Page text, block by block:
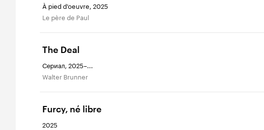
À pied d'oeuvre, 2025
Le père de Paul
The Deal
Сериал, 2025–...
Walter Brunner
Furcy, né libre
2025